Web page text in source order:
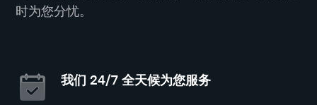
时为您分忧。
我们 24/7 全天候为您服务